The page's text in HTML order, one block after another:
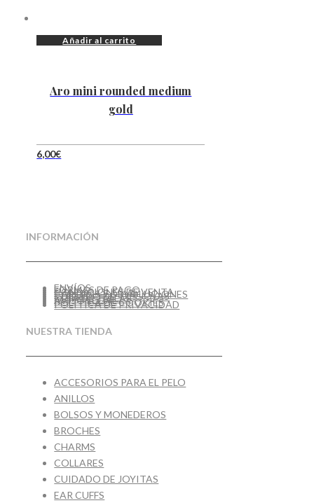
Añadir al carrito
Aro mini rounded medium
gold
6,00€
INFORMACIÓN
ENVÍOS
FORMAS DE PAGO
CONDICIONES DE VENTA
CAMBIOS Y DEVOLUCIONES
CUIDADO DE TUS JOYAS
GUÍA DE TALLAS
AVISO LEGAL
POLÍTICA DE COOKIES
POLÍTICA DE PRIVACIDAD
NUESTRA TIENDA
ACCESORIOS PARA EL PELO
ANILLOS
BOLSOS Y MONEDEROS
BROCHES
CHARMS
COLLARES
CUIDADO DE JOYITAS
EAR CUFFS